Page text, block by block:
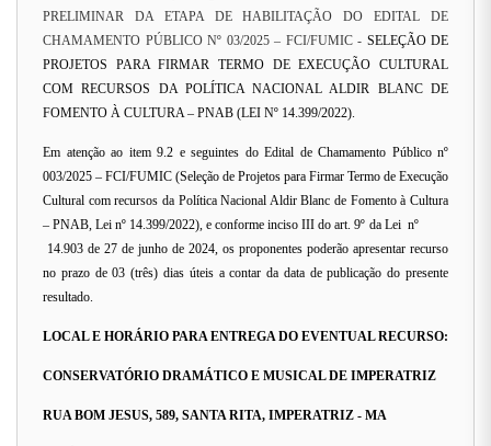
PRELIMINAR DA ETAPA DE HABILITAÇÃO DO EDITAL DE
CHAMAMENTO PÚBLICO Nº 03/2025 – FCI/FUMIC - SELEÇÃO DE
PROJETOS PARA FIRMAR TERMO DE EXECUÇÃO CULTURAL
COM RECURSOS DA POLÍTICA NACIONAL ALDIR BLANC DE
FOMENTO À CULTURA – PNAB (LEI Nº 14.399/2022).
Em atenção ao item 9.2 e seguintes do Edital de Chamamento Público nº
003/2025 – FCI/FUMIC (Seleção de Projetos para Firmar Termo de Execução
Cultural com recursos da Política Nacional Aldir Blanc de Fomento à Cultura
– PNAB, Lei nº 14.399/2022), e conforme inciso III do art. 9º da Lei nº
14.903 de 27 de junho de 2024, os proponentes poderão apresentar recurso
no prazo de 03 (três) dias úteis a contar da data de publicação do presente
resultado.
LOCAL E HORÁRIO PARA ENTREGA DO EVENTUAL RECURSO:
CONSERVATÓRIO DRAMÁTICO E MUSICAL DE IMPERATRIZ
RUA BOM JESUS, 589, SANTA RITA, IMPERATRIZ - MA